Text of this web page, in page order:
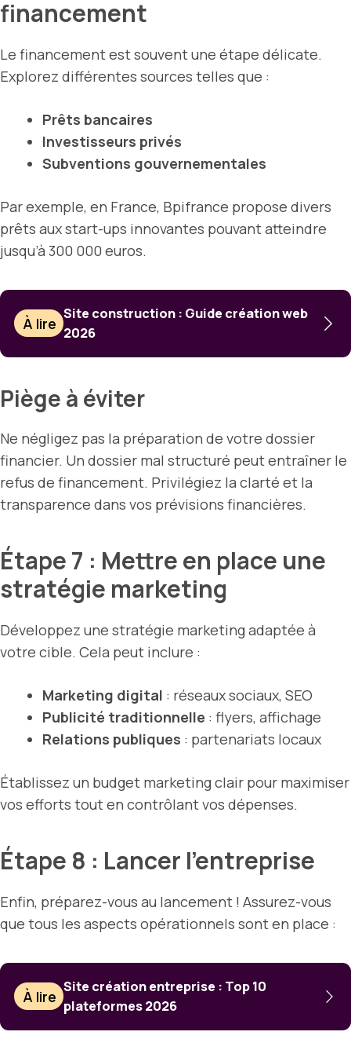
financement
Le financement est souvent une étape délicate.
Explorez différentes sources telles que :
Prêts bancaires
Investisseurs privés
Subventions gouvernementales
Par exemple, en France, Bpifrance propose divers
prêts aux start-ups innovantes pouvant atteindre
jusqu’à 300 000 euros.
À lire
Site construction : Guide création web
2026
Piège à éviter
Ne négligez pas la préparation de votre dossier
financier. Un dossier mal structuré peut entraîner le
refus de financement. Privilégiez la clarté et la
transparence dans vos prévisions financières.
Étape 7 : Mettre en place une
stratégie marketing
Développez une stratégie marketing adaptée à
votre cible. Cela peut inclure :
Marketing digital : réseaux sociaux, SEO
Publicité traditionnelle : flyers, affichage
Relations publiques : partenariats locaux
Établissez un budget marketing clair pour maximiser
vos efforts tout en contrôlant vos dépenses.
Étape 8 : Lancer l’entreprise
Enfin, préparez-vous au lancement ! Assurez-vous
que tous les aspects opérationnels sont en place :
À lire
Site création entreprise : Top 10
plateformes 2026